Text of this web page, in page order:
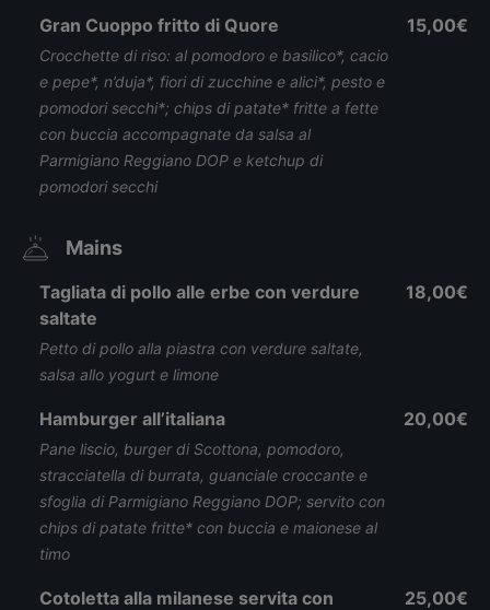
Gran Cuoppo fritto di Quore
Crocchette di riso: al pomodoro e basilico*, cacio
e pepe*, n’duja*, fiori di zucchine e alici*, pesto e
pomodori secchi*; chips di patate* fritte a fette
con buccia accompagnate da salsa al
Parmigiano Reggiano DOP e ketchup di
pomodori secchi
15,00€
Mains
Tagliata di pollo alle erbe con verdure
saltate
Petto di pollo alla piastra con verdure saltate,
salsa allo yogurt e limone
18,00€
Hamburger all’italiana
Pane liscio, burger di Scottona, pomodoro,
stracciatella di burrata, guanciale croccante e
sfoglia di Parmigiano Reggiano DOP; servito con
chips di patate fritte* con buccia e maionese al
timo
20,00€
Cotoletta alla milanese servita con
25,00€